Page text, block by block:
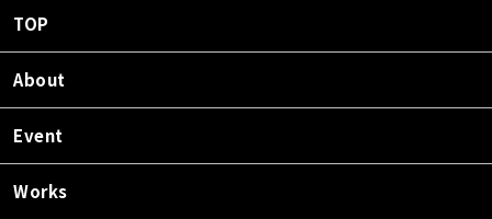
TOP
About
Event
Works